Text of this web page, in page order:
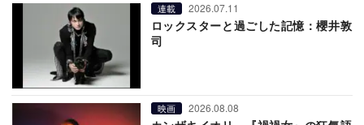
連載 2026.07.11
ロックスターと過ごした記憶：櫻井敦
司
映画 2026.08.08